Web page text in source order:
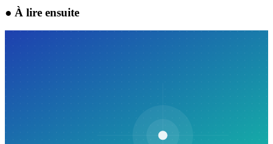
● À lire ensuite